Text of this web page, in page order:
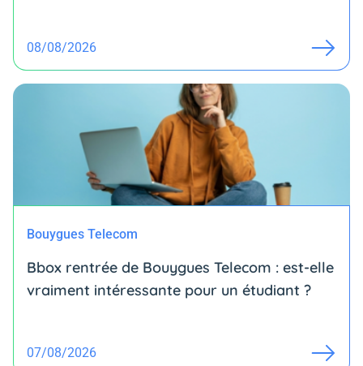
08/08/2026
Bouygues Telecom
Bbox rentrée de Bouygues Telecom : est-elle
vraiment intéressante pour un étudiant ?
07/08/2026